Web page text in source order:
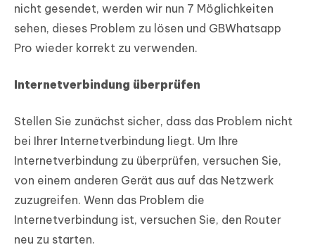
nicht gesendet, werden wir nun 7 Möglichkeiten
sehen, dieses Problem zu lösen und GBWhatsapp
Pro wieder korrekt zu verwenden.
Internetverbindung überprüfen
Stellen Sie zunächst sicher, dass das Problem nicht
bei Ihrer Internetverbindung liegt. Um Ihre
Internetverbindung zu überprüfen, versuchen Sie,
von einem anderen Gerät aus auf das Netzwerk
zuzugreifen. Wenn das Problem die
Internetverbindung ist, versuchen Sie, den Router
neu zu starten.